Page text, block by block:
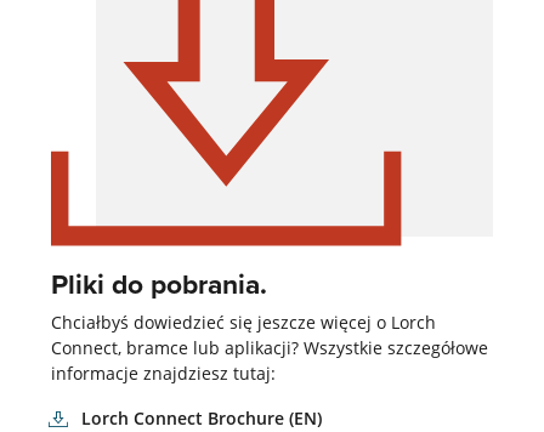
Pliki do pobrania.
Chciałbyś dowiedzieć się jeszcze więcej o Lorch
Connect, bramce lub aplikacji? Wszystkie szczegółowe
informacje znajdziesz tutaj:
Lorch Connect Brochure (EN)